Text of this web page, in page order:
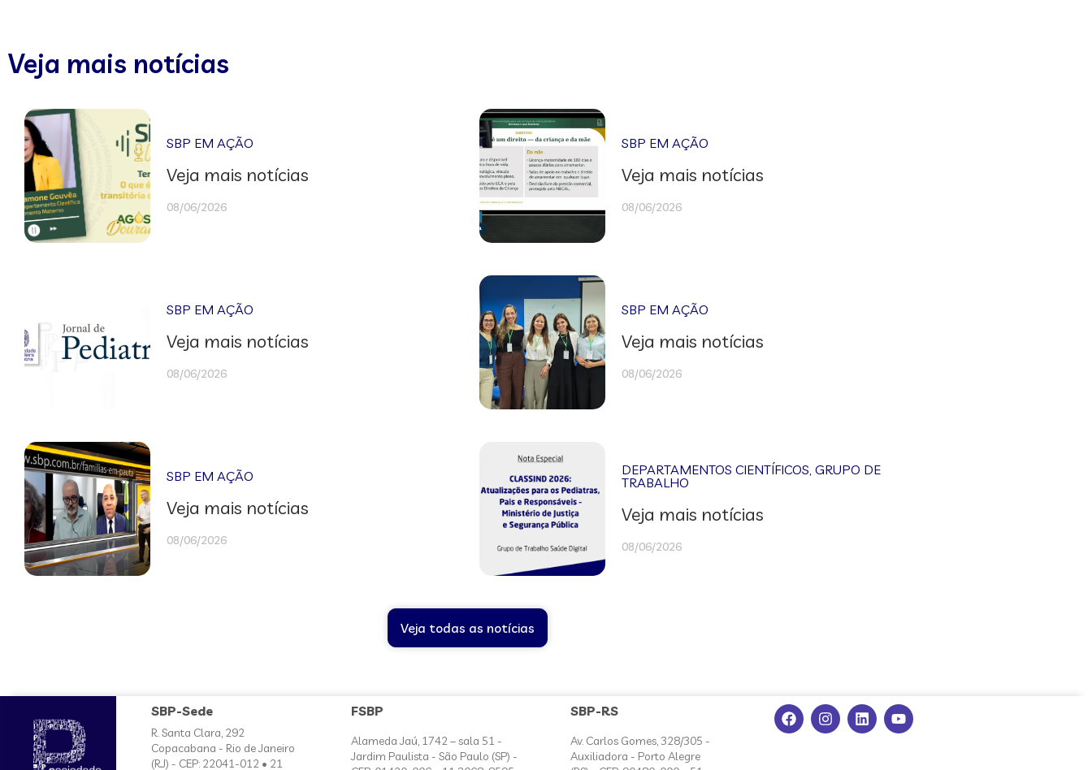
Veja mais notícias
SBP EM AÇÃO
Veja mais notícias
08/06/2026
SBP EM AÇÃO
Veja mais notícias
08/06/2026
SBP EM AÇÃO
Veja mais notícias
08/06/2026
SBP EM AÇÃO
Veja mais notícias
08/06/2026
SBP EM AÇÃO
Veja mais notícias
08/06/2026
DEPARTAMENTOS CIENTÍFICOS,GRUPO DE
TRABALHO
Veja mais notícias
08/06/2026
Veja todas as notícias
SBP-Sede
R. Santa Clara, 292
Copacabana - Rio de Janeiro
(RJ) - CEP: 22041-012 • 21
FSBP
Alameda Jaú, 1742 – sala 51 -
Jardim Paulista - São Paulo (SP) -
SBP-RS
Av. Carlos Gomes, 328/305 -
Auxiliadora - Porto Alegre